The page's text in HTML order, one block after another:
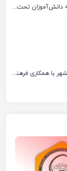
پتروشیمی اروند ۹۸۵ بسته نوشت‌افزار به دانش‌آموزان تحت پوشش کمیته امداد بندرماهشهر اهدا کرد
سمینارهای فرهنگی و آموزشی در بندرماهشهر با همکاری فرهنگ‌سرای پتروشیمی مارون